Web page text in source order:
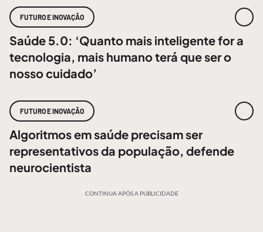
FUTURO E INOVAÇÃO
Saúde 5.0: ‘Quanto mais inteligente for a
tecnologia, mais humano terá que ser o
nosso cuidado’
FUTURO E INOVAÇÃO
Algoritmos em saúde precisam ser
representativos da população, defende
neurocientista
CONTINUA APÓS A PUBLICIDADE